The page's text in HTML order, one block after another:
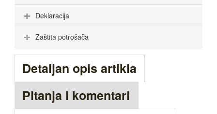
Deklaracija
Zaštita potrošača
Detaljan opis artikla
Pitanja i komentari